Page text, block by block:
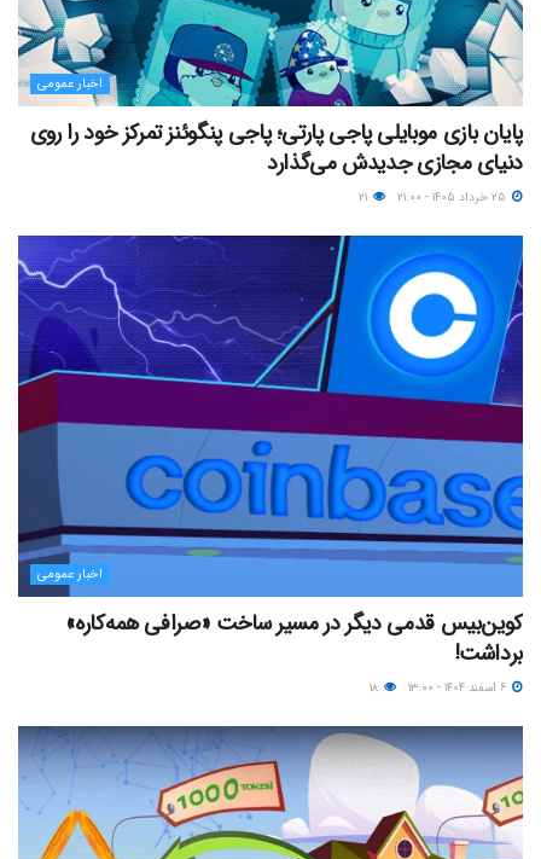
اخبار عمومی
پایان بازی موبایلی پاجی پارتی؛ پاجی پنگوئنز تمرکز خود را روی
دنیای مجازی جدیدش می‌گذارد
اخبار عمومی
کوین‌بیس قدمی دیگر در مسیر ساخت «صرافی همه‌کاره»
برداشت!